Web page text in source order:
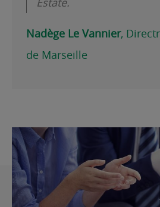
Nadège Le Vannier,
de Marseille